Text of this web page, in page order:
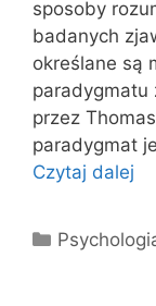
sposoby
badanych
określane są
paradygmatu
przez
paradygmat
Czytaj dalej
Kategorie